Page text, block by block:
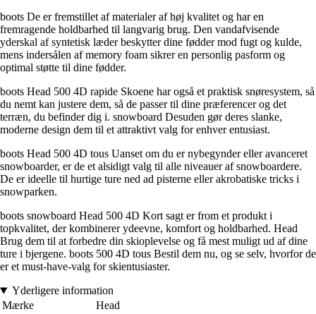
boots De er fremstillet af materialer af høj kvalitet og har en
fremragende holdbarhed til langvarig brug. Den vandafvisende
yderskal af syntetisk læder beskytter dine fødder mod fugt og kulde,
mens indersålen af memory foam sikrer en personlig pasform og
optimal støtte til dine fødder.
boots Head 500 4D rapide Skoene har også et praktisk snøresystem, så
du nemt kan justere dem, så de passer til dine præferencer og det
terræn, du befinder dig i. snowboard Desuden gør deres slanke,
moderne design dem til et attraktivt valg for enhver entusiast.
boots Head 500 4D tous Uanset om du er nybegynder eller avanceret
snowboarder, er de et alsidigt valg til alle niveauer af snowboardere.
De er ideelle til hurtige ture ned ad pisterne eller akrobatiske tricks i
snowparken.
boots snowboard Head 500 4D Kort sagt er from et produkt i
topkvalitet, der kombinerer ydeevne, komfort og holdbarhed. Head
Brug dem til at forbedre din skioplevelse og få mest muligt ud af dine
ture i bjergene. boots 500 4D tous Bestil dem nu, og se selv, hvorfor de
er et must-have-valg for skientusiaster.
Yderligere information
Mærke
Head